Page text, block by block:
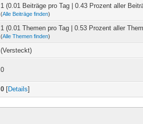
1 (0.01 Beiträge pro Tag | 0.43 Prozent aller
(Alle Beiträge finden)
1 (0.01 Themen pro Tag | 0.53 Prozent aller
(Alle Themen finden)
(Versteckt)
0
0 [Details]